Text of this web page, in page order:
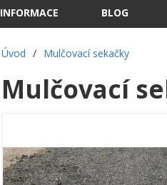
INFORMACE BLOG
Úvod / Mulčovací sekačky
Mulčovací